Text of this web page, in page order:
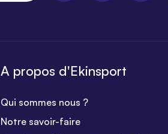
A propos d'Ekinsport
Qui sommes nous ?
Notre savoir-faire